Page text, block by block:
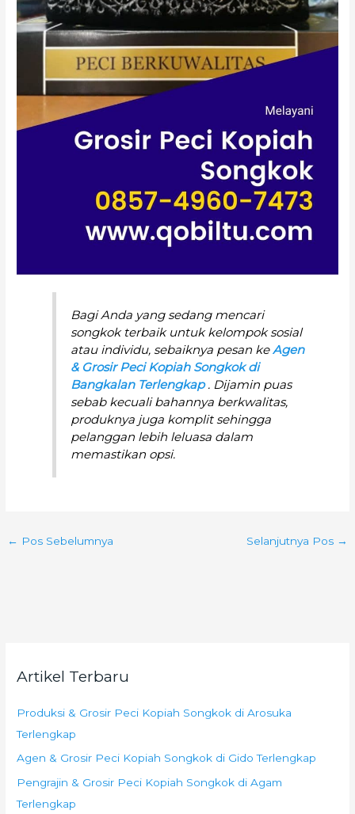
Bagi Anda yang sedang mencari
songkok terbaik untuk kelompok sosial
atau individu, sebaiknya pesan keAgen
& Grosir Peci Kopiah Songkok di
Bangkalan Terlengkap. Dijamin puas
sebab kecuali bahannya berkwalitas,
produknya juga komplit sehingga
pelanggan lebih leluasa dalam
memastikan opsi.
← Pos Sebelumnya Selanjutnya Pos →
Artikel Terbaru
Produksi & Grosir Peci Kopiah Songkok di Arosuka
Terlengkap
Agen & Grosir Peci Kopiah Songkok di Gido Terlengkap
Pengrajin & Grosir Peci Kopiah Songkok di Agam
Terlengkap